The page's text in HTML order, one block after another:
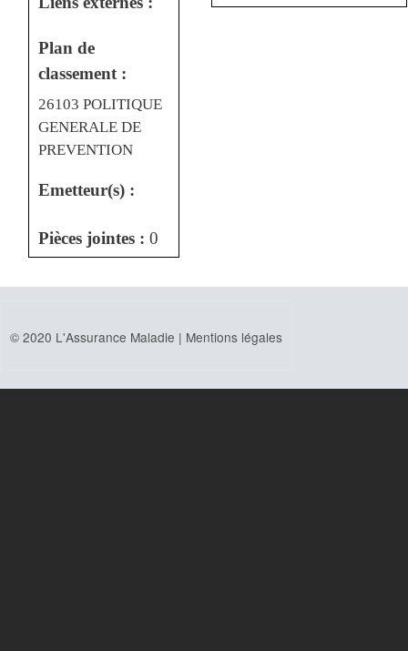
Plan de
classement :
26103 POLITIQUE
GENERALE DE
PREVENTION
Emetteur(s) :
Pièces jointes : 0
© 2020 L'Assurance Maladie | Mentions légales